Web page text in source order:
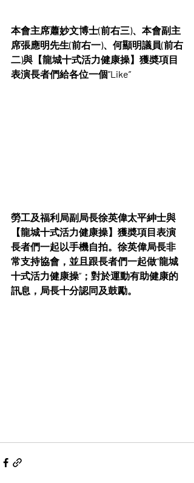
本會主席蕭妙文博士(前右三)、本會副主
席張應明先生(前右一)、何顯明議員(前右
二)與 【龍城十式活力健康操】獲奬項目
表演長者們給各位一個”Like”
勞工及福利局副局長徐英偉太平紳士與
【龍城十式活力健康操】獲奬項目表演
長者們一起以手機自拍。徐英偉局長非
常支持協會，並且跟長者們一起做“龍城
十式活力健康操”；對於運動有助健康的
訊息，局長十分認同及鼓勵。